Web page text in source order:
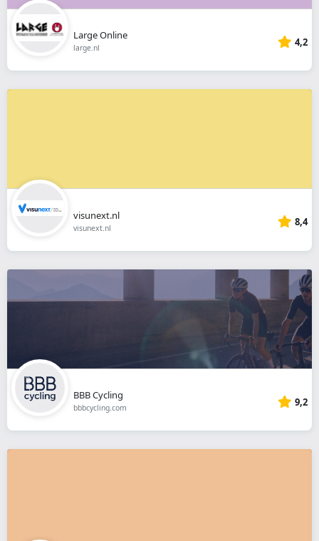
Large Online
large.nl 4,2
visunext.nl
visunext.nl 8,4
BBB Cycling
bbbcycling.com 9,2